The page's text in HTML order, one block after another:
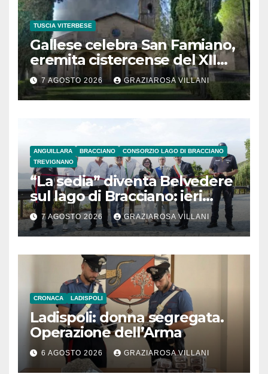
TUSCIA VITERBESE
Gallese celebra San Famiano,
eremita cistercense del XII
secolo
7 AGOSTO 2026 GRAZIAROSA VILLANI
ANGUILLARA BRACCIANO
CONSORZIO LAGO DI BRACCIANO
TREVIGNANO
“La sedia” diventa Belvedere
sul lago di Bracciano: ieri
l’inaugurazione
7 AGOSTO 2026 GRAZIAROSA VILLANI
CRONACA LADISPOLI
Ladispoli: donna segregata.
Operazione dell’Arma
6 AGOSTO 2026 GRAZIAROSA VILLANI